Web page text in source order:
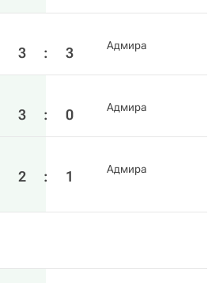
3 : 3 Адмира
3 : 0 Адмира
2 : 1 Адмира